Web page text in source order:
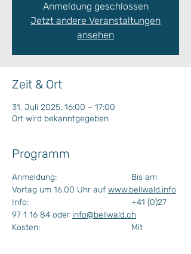
Anmeldung geschlossen
Jetzt andere Veranstaltungen
ansehen
Zeit & Ort
31. Juli 2025, 16:00 – 17:00
Ort wird bekanntgegeben
Programm
Anmeldung: 			Bis am
Vortag um 16.00 Uhr auf www.bellwald.info
Info: 					+41 (0)27
97 1 16 84 oder info@bellwald.ch
Kosten: 				Mit